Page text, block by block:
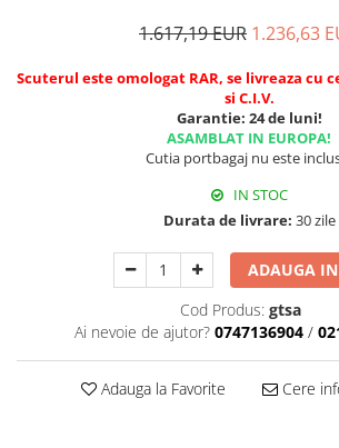
1.617,19 EUR 1.236,63
Scuterul este omologat RAR, se livreaza cu
si C.I.V.
Garantie: 24 de luni!
ASAMBLAT IN EUROPA!
Cutia portbagaj nu este
IN STOC
Durata de livrare: 30 zile
ADAUGA IN
Cod Produs: gtsa
Ai nevoie de ajutor? 0747136904 /
Adauga la Favorite Cere